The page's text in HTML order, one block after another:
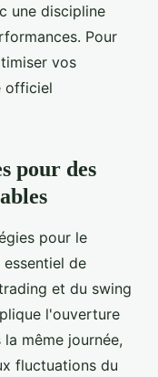
une discipline
Pour
vos
officiel
pour des
pour le
de
et du swing
l'ouverture
même journée,
fluctuations du